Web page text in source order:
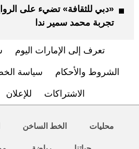
«دبي للثقافة» تضيء على
تجربة محمد سمير ندا
تعرف إلى الإمارات اليوم
الشروط والأحكام سياسة
الاشتراكات للإعلان
محليات الخط الساخن